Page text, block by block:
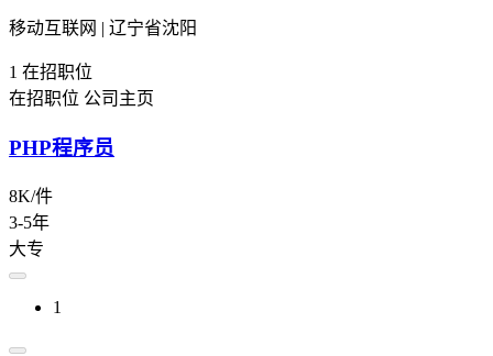
移动互联网 | 辽宁省沈阳
1 在招职位
在招职位 公司主页
PHP程序员
8K/件
3-5年
大专
1